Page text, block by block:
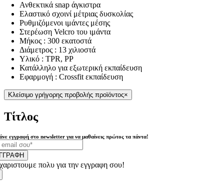
Ανθεκτικά snap άγκιστρα
Ελαστικό σχοινί μέτριας δυσκολίας
Ρυθμιζόμενοι ιμάντες μέσης
Στερέωση Velcro του ιμάντα
Μήκος : 300 εκατοστά
Διάμετρος : 13 χιλιοστά
Υλικό : TPR, PP
Κατάλληλο για εξωτερική εκπαίδευση
Εφαρμογή : Crossfit εκπαίδευση
Κλείσιμο γρήγορης προβολής προϊόντος×
Τίτλος
εγγραφή στο newsletter για να μαθαίνεις πρώτος τα πάντα!
πολυ για την εγγραφη σου!